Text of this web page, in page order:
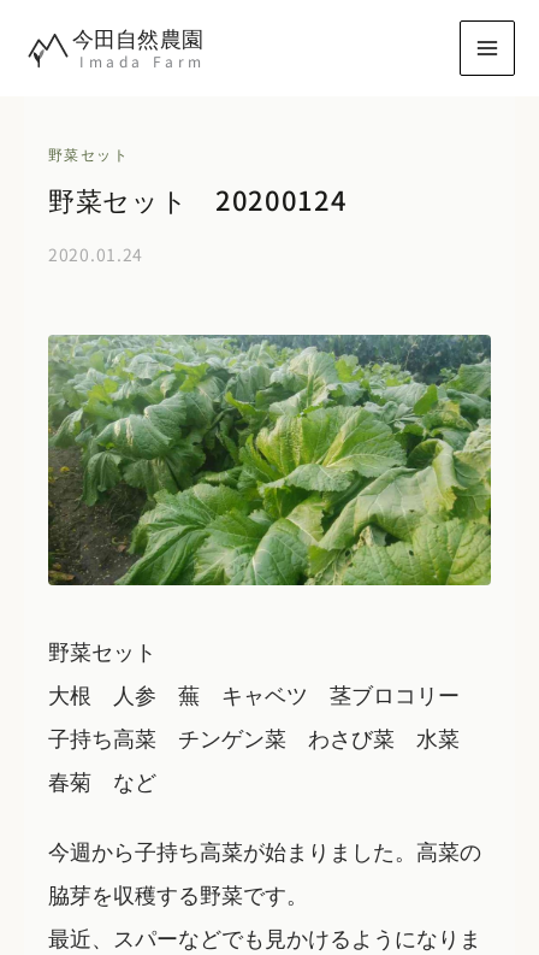
今田自然農園
Imada Farm
野菜セット
野菜セット 20200124
2020.01.24
野菜セット
大根 人参 蕪 キャベツ 茎ブロコリー
子持ち高菜 チンゲン菜 わさび菜 水菜
春菊 など
今週から子持ち高菜が始まりました。高菜の
脇芽を収穫する野菜です。
最近、スパーなどでも見かけるようになりま